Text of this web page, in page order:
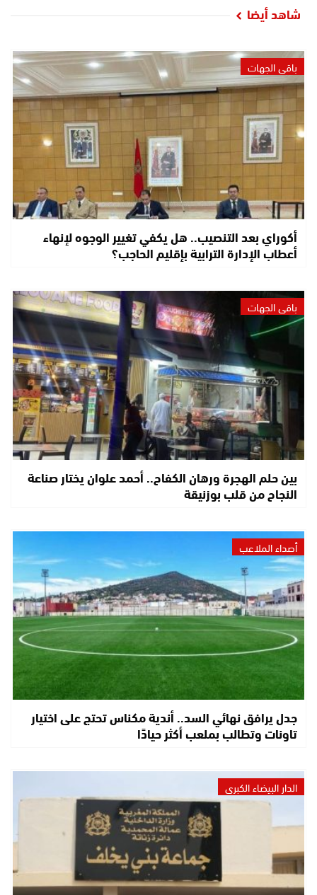
شاهد أيضا
باقي الجهات
أكوراي بعد التنصيب.. هل يكفي تغيير الوجوه لإنهاء
أعطاب الإدارة الترابية بإقليم الحاجب؟
باقي الجهات
بين حلم الهجرة ورهان الكفاح.. أحمد علوان يختار صناعة
النجاح من قلب بوزنيقة
أصداء الملاعب
جدل يرافق نهائي السد.. أندية مكناس تحتج على اختيار
تاونات وتطالب بملعب أكثر حيادًا
الدار البيضاء الكبرى